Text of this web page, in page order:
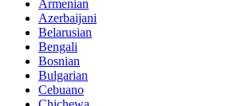
Armenian
Azerbaijani
Belarusian
Bengali
Bosnian
Bulgarian
Cebuano